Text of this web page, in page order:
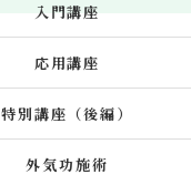
入門講座
応用講座
特別講座（後編）
外気功施術